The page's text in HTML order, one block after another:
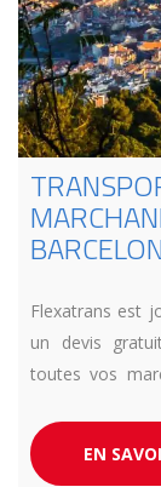
Flexatrans est
un devis
toutes vos
vos exigences
EN